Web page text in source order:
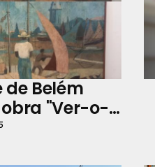
de Belém
"Ver-o-